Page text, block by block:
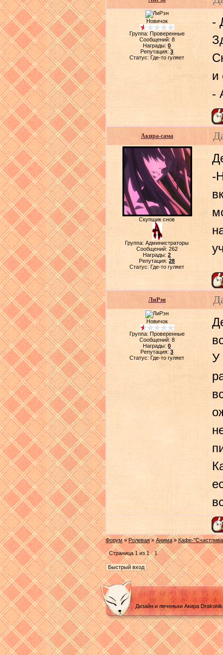
Новичок
Группа: Проверенные
Сообщений: 8
Награды:0
Репутация:3
Статус:Где-то гуляет
-
и
-
Акира-сама
Скупщик снов
Группа: Администраторы
Сообщений: 262
Награды:2
Репутация:28
Статус:Где-то гуляет
-
ЛиРэн
Новичок
Группа: Проверенные
Сообщений: 8
Награды:0
Репутация:3
Статус:Где-то гуляет
У
Форум » Ролевая » Анима » Кафе-
Страница1из1 1
Дизайн и печеньки Акира